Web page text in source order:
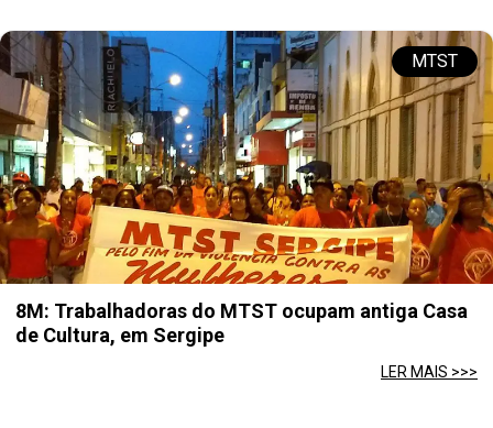
MTST
8M: Trabalhadoras do MTST ocupam antiga Casa
de Cultura, em Sergipe
LER MAIS >>>